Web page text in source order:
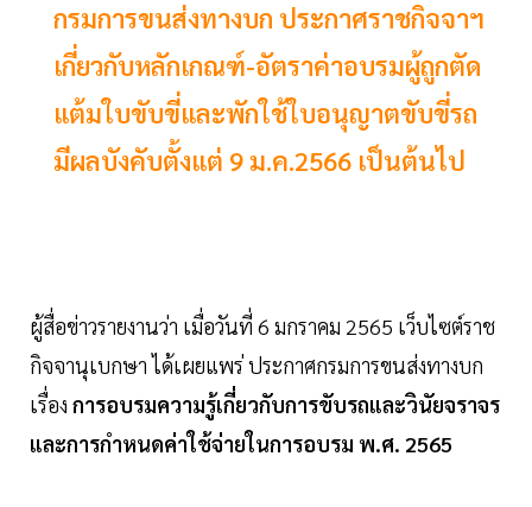
กรมการขนส่งทางบก ประกาศราชกิจจาฯ
เกี่ยวกับหลักเกณฑ์-อัตราค่าอบรมผู้ถูกตัด
แต้มใบขับขี่และพักใช้ใบอนุญาตขับขี่รถ
มีผลบังคับตั้งแต่ 9 ม.ค.2566 เป็นต้นไป
ผู้สื่อข่าวรายงานว่า เมื่อวันที่ 6 มกราคม 2565 เว็บไซต์ราช
กิจจานุเบกษา ได้เผยแพร่ ประกาศกรมการขนส่งทางบก
เรื่อง การอบรมความรู้เกี่ยวกับการขับรถและวินัยจราจร
และการกําหนดค่าใช้จ่ายในการอบรม พ.ศ. 2565